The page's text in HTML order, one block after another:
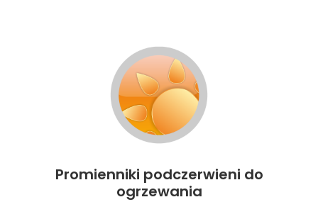
Promienniki podczerwieni do
ogrzewania